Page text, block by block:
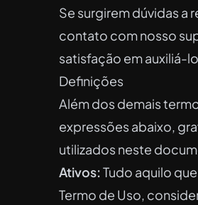
Se surgirem dúvidas a
contato com nosso
satisfação em auxiliá-
Definições
Além dos demais
expressões abaixo,
utilizados neste
Ativos:Tudo aquilo
Termo de Uso,